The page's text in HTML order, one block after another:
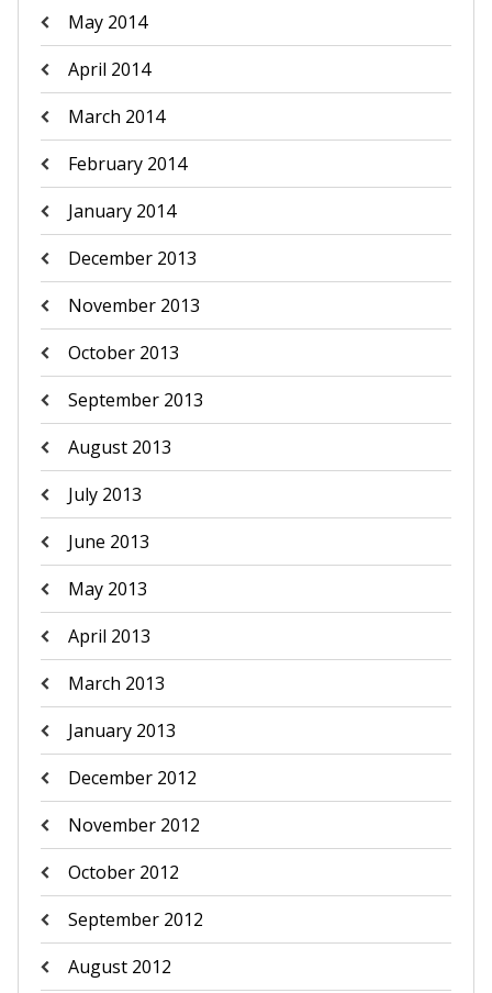
May 2014
April 2014
March 2014
February 2014
January 2014
December 2013
November 2013
October 2013
September 2013
August 2013
July 2013
June 2013
May 2013
April 2013
March 2013
January 2013
December 2012
November 2012
October 2012
September 2012
August 2012